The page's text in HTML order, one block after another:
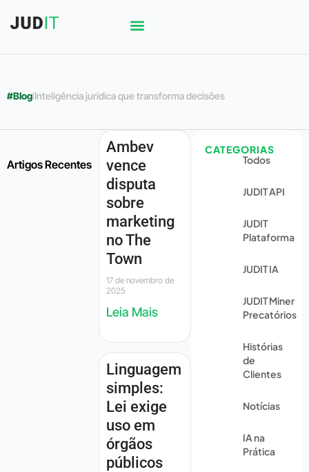
#BloglInteligência jurídica que transforma decisões
Artigos Recentes
Ambev
vence
disputa
sobre
marketing
no The
Town
17 de novembro de
2025
Leia Mais
Linguagem
simples:
Lei exige
uso em
órgãos
públicos
CATEGORIAS
Todos
JUDIT API
JUDIT
Plataforma
JUDIT IA
JUDIT Miner
Precatórios
Histórias
de
Clientes
Notícias
IA na
Prática